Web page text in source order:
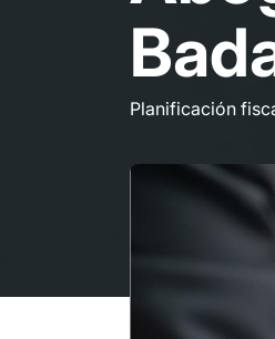
Bad
Planificación